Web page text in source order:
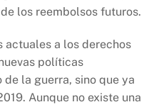
los reembolsos futuros.
actuales a los derechos
políticas
la guerra, sino que ya
Aunque no existe una